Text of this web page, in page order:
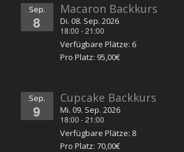
Sep.
8
Macaron Backkurs
Di. 08. Sep. 2026
18:00 -21:00
Verfügbare Plätze: 6
Pro Platz: 95,00€
Sep.
9
Cupcake Backkurs
Mi. 09. Sep. 2026
18:00 -21:00
Verfügbare Plätze: 8
Pro Platz: 70,00€